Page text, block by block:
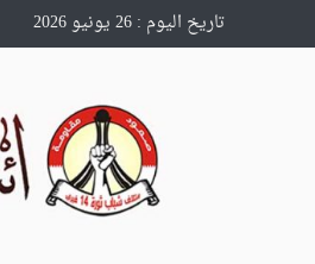
تاريخ اليوم : 26 يونيو 2026